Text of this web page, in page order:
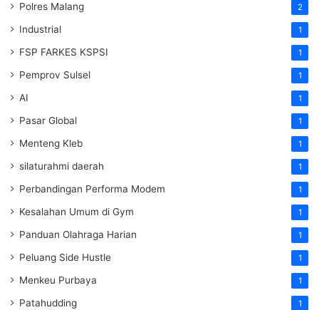
Polres Malang 2
Industrial 1
FSP FARKES KSPSI 1
Pemprov Sulsel 1
AI 1
Pasar Global 1
Menteng Kleb 1
silaturahmi daerah 1
Perbandingan Performa Modem 1
Kesalahan Umum di Gym 1
Panduan Olahraga Harian 1
Peluang Side Hustle 1
Menkeu Purbaya 1
Patahudding 1